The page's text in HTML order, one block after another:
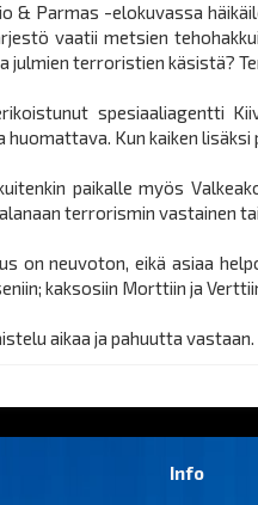
& Parmas -elokuvassa
vaatii metsien
julmien terroristien käsistä?
spesiaaliagentti
huomattava. Kun kaiken
paikalle myös
terrorismin vastainen
on neuvoton, eikä asiaa
kaksosiin Morttiin ja
aikaa ja pahuutta vastaan.
Info